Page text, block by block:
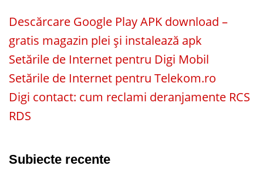
Descărcare Google Play APK download –
gratis magazin plei și instalează apk
Setările de Internet pentru Digi Mobil
Setările de Internet pentru Telekom.ro
Digi contact: cum reclami deranjamente RCS
RDS
Subiecte recente